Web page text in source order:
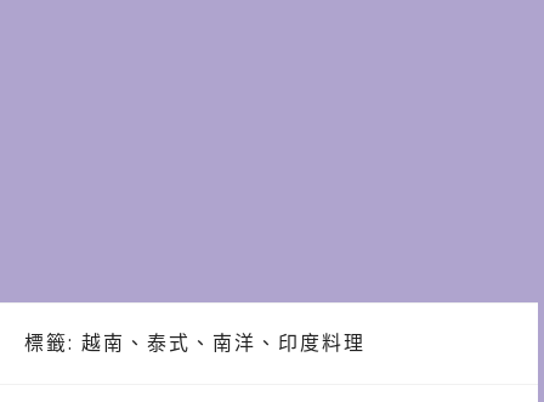
標籤: 越南、泰式、南洋、印度料理